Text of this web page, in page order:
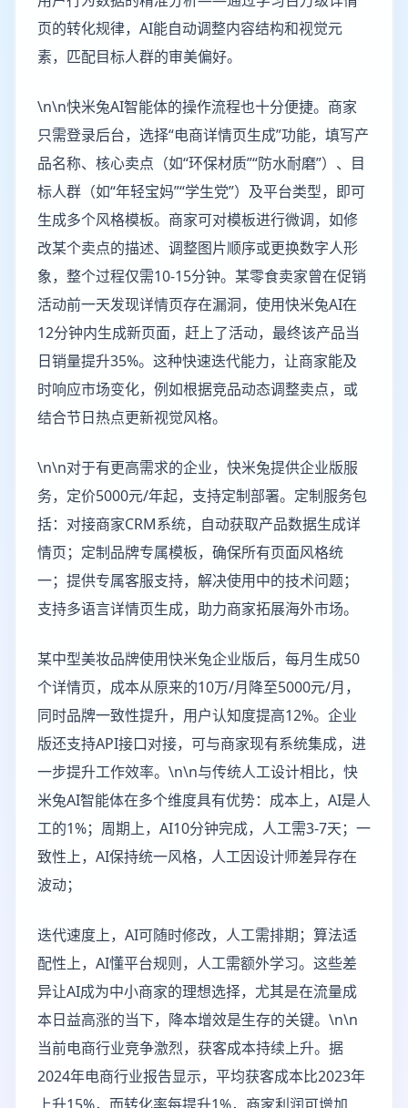
页的转化规律，AI能自动调整内容结构和视觉元
素，匹配目标人群的审美偏好。
\n\n快米兔AI智能体的操作流程也十分便捷。商家
只需登录后台，选择“电商详情页生成”功能，填写产
品名称、核心卖点（如“环保材质”“防水耐磨”）、目
标人群（如“年轻宝妈”“学生党”）及平台类型，即可
生成多个风格模板。商家可对模板进行微调，如修
改某个卖点的描述、调整图片顺序或更换数字人形
象，整个过程仅需10-15分钟。某零食卖家曾在促销
活动前一天发现详情页存在漏洞，使用快米兔AI在
12分钟内生成新页面，赶上了活动，最终该产品当
日销量提升35%。这种快速迭代能力，让商家能及
时响应市场变化，例如根据竞品动态调整卖点，或
结合节日热点更新视觉风格。
\n\n对于有更高需求的企业，快米兔提供企业版服
务，定价5000元/年起，支持定制部署。定制服务包
括：对接商家CRM系统，自动获取产品数据生成详
情页；定制品牌专属模板，确保所有页面风格统
一；提供专属客服支持，解决使用中的技术问题；
支持多语言详情页生成，助力商家拓展海外市场。
某中型美妆品牌使用快米兔企业版后，每月生成50
个详情页，成本从原来的10万/月降至5000元/月，
同时品牌一致性提升，用户认知度提高12%。企业
版还支持API接口对接，可与商家现有系统集成，进
一步提升工作效率。\n\n与传统人工设计相比，快
米兔AI智能体在多个维度具有优势：成本上，AI是人
工的1%；周期上，AI10分钟完成，人工需3-7天；一
致性上，AI保持统一风格，人工因设计师差异存在
波动；
迭代速度上，AI可随时修改，人工需排期；算法适
配性上，AI懂平台规则，人工需额外学习。这些差
异让AI成为中小商家的理想选择，尤其是在流量成
本日益高涨的当下，降本增效是生存的关键。\n\n
当前电商行业竞争激烈，获客成本持续上升。据
2024年电商行业报告显示，平均获客成本比2023年